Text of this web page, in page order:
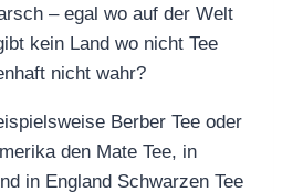
– egal wo auf der Welt
kein Land wo nicht Tee
nicht wahr?
Berber Tee oder
den Mate Tee, in
in England Schwarzen Tee